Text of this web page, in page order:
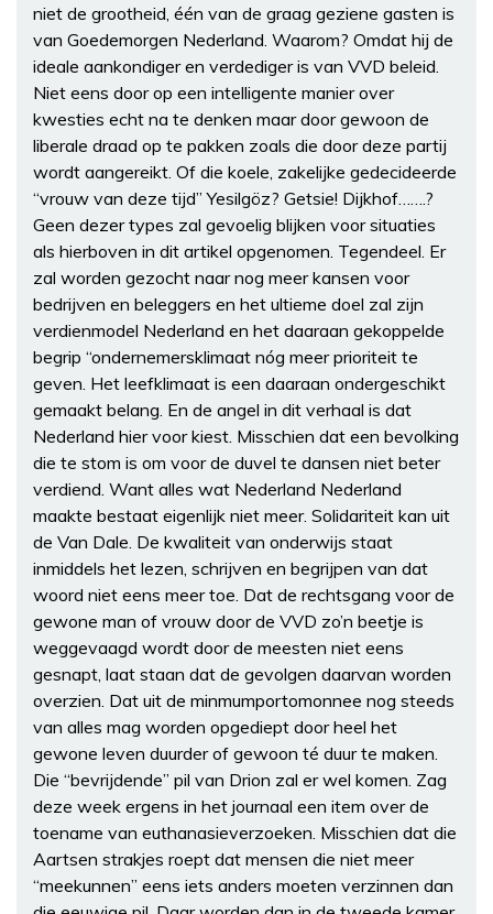
niet de grootheid, één van de graag geziene gasten is
van Goedemorgen Nederland. Waarom? Omdat hij de
ideale aankondiger en verdediger is van VVD beleid.
Niet eens door op een intelligente manier over
kwesties echt na te denken maar door gewoon de
liberale draad op te pakken zoals die door deze partij
wordt aangereikt. Of die koele, zakelijke gedecideerde
“vrouw van deze tijd” Yesilgöz? Getsie! Dijkhof…….?
Geen dezer types zal gevoelig blijken voor situaties
als hierboven in dit artikel opgenomen. Tegendeel. Er
zal worden gezocht naar nog meer kansen voor
bedrijven en beleggers en het ultieme doel zal zijn
verdienmodel Nederland en het daaraan gekoppelde
begrip “ondernemersklimaat nóg meer prioriteit te
geven. Het leefklimaat is een daaraan ondergeschikt
gemaakt belang. En de angel in dit verhaal is dat
Nederland hier voor kiest. Misschien dat een bevolking
die te stom is om voor de duvel te dansen niet beter
verdiend. Want alles wat Nederland Nederland
maakte bestaat eigenlijk niet meer. Solidariteit kan uit
de Van Dale. De kwaliteit van onderwijs staat
inmiddels het lezen, schrijven en begrijpen van dat
woord niet eens meer toe. Dat de rechtsgang voor de
gewone man of vrouw door de VVD zo’n beetje is
weggevaagd wordt door de meesten niet eens
gesnapt, laat staan dat de gevolgen daarvan worden
overzien. Dat uit de minmumportomonnee nog steeds
van alles mag worden opgediept door heel het
gewone leven duurder of gewoon té duur te maken.
Die “bevrijdende” pil van Drion zal er wel komen. Zag
deze week ergens in het journaal een item over de
toename van euthanasieverzoeken. Misschien dat die
Aartsen strakjes roept dat mensen die niet meer
“meekunnen” eens iets anders moeten verzinnen dan